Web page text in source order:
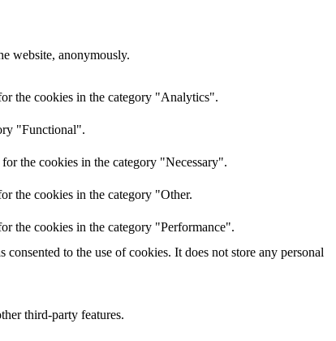
website, anonymously.
the cookies in the category "Analytics".
"Functional".
the cookies in the category "Necessary".
the cookies in the category "Other.
the cookies in the category "Performance".
to the use of cookies. It does not store any personal
third-party features.